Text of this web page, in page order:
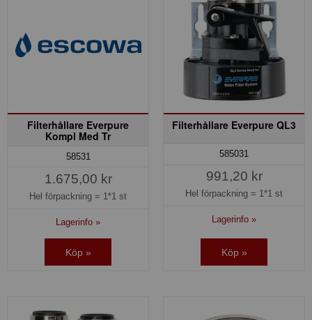
Filterhållare Everpure
Kompl Med Tr
58531
1.675,00 kr
Hel förpackning = 1*1 st
Lagerinfo »
Köp »
Filterhållare Everpure QL3
585031
991,20 kr
Hel förpackning = 1*1 st
Lagerinfo »
Köp »